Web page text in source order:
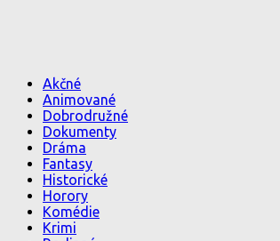
Akčné
Animované
Dobrodružné
Dokumenty
Dráma
Fantasy
Historické
Horory
Komédie
Krimi